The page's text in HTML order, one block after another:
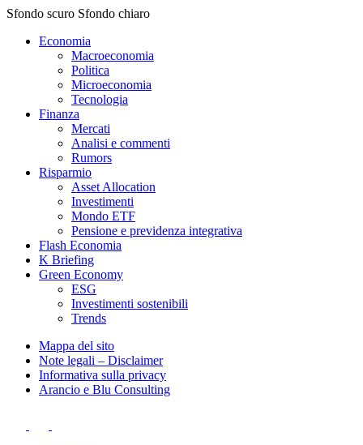
Sfondo scuro Sfondo chiaro
Economia
Macroeconomia
Politica
Microeconomia
Tecnologia
Finanza
Mercati
Analisi e commenti
Rumors
Risparmio
Asset Allocation
Investimenti
Mondo ETF
Pensione e previdenza integrativa
Flash Economia
K Briefing
Green Economy
ESG
Investimenti sostenibili
Trends
Mappa del sito
Note legali – Disclaimer
Informativa sulla privacy
Arancio e Blu Consulting